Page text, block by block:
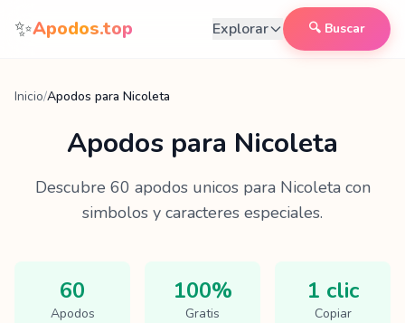
Saltar al contenido
✨Apodos.top Explorar 🔍 Buscar
Inicio/Apodos para Nicoleta
Apodos para Nicoleta
Descubre 60 apodos unicos para Nicoletacon
simbolos y caracteres especiales.
60
Apodos
100%
Gratis
1 clic
Copiar